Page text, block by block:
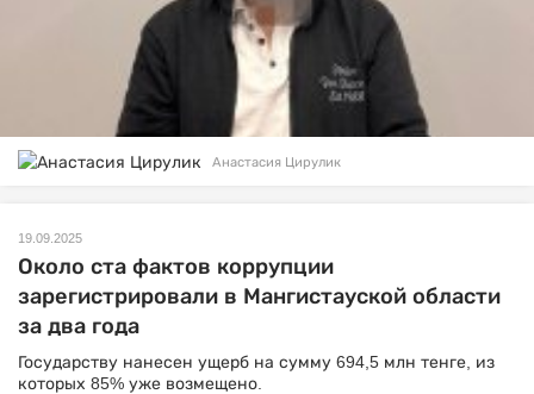
Анастасия Цирулик
19.09.2025
Около ста фактов коррупции
зарегистрировали в Мангистауской области
за два года
Государству нанесен ущерб на сумму 694,5 млн тенге, из
которых 85% уже возмещено.